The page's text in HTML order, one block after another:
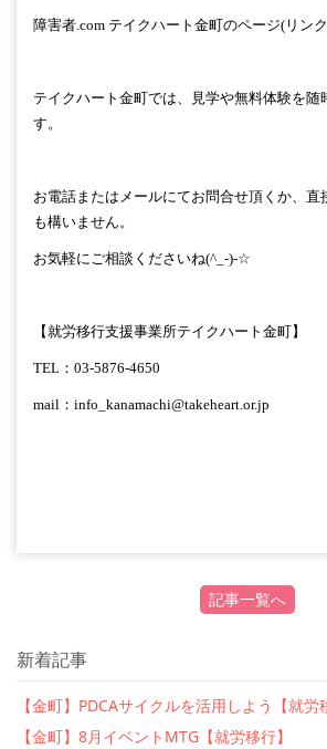
障害者.com テイクハート金町のページ( リンク
テイクハート金町では、見学や無料体験を随
す。
お電話またはメールにてお問合せ頂くか、直
も構いません。
お気軽にご相談くださいね(^_-)-☆
【就労移行支援事業所テイクハート金町】
TEL ： 03-5876-4650
mail ： info_kanamachi@takeheart.or.jp
記事一覧へ
新着記事
【金町】PDCAサイクルを活用しよう【就労
【金町】8月イベントMTG【就労移行】